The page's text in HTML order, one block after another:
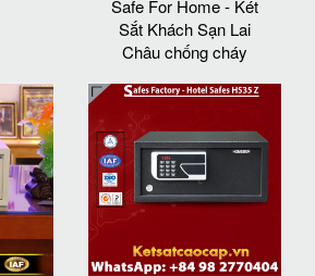
Safe For Home - Két
Sắt Khách Sạn Lai
Châu chống cháy